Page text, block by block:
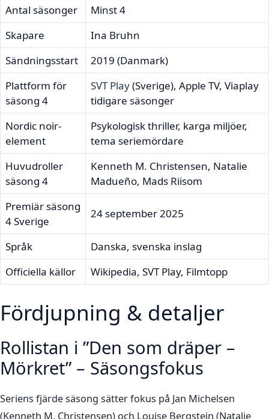
Antal säsonger
Minst 4
Skapare
Ina Bruhn
Sändningsstart
2019 (Danmark)
Plattform för
säsong 4
SVT Play(Sverige), Apple TV, Viaplay
tidigare säsonger
Nordic noir-
element
Psykologisk thriller, karga miljöer,
tema seriemördare
Huvudroller
säsong 4
Kenneth M. Christensen, Natalie
Madueño, Mads Riisom
Premiär säsong
4 Sverige
24 september 2025
Språk
Danska, svenska inslag
Officiella källor
Wikipedia, SVT Play, Filmtopp
Fördjupning & detaljer
Rollistan i ”Den som dräper –
Mörkret” – Säsongsfokus
Seriens fjärde säsong sätter fokus på Jan Michelsen
(Kenneth M. Christensen) och Louise Bergstein (Natalie